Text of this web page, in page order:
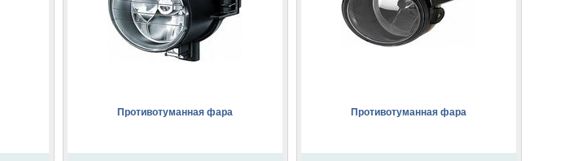
Противотуманная фара Противотуманная фара